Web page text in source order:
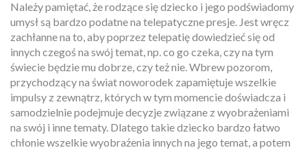
Należy pamiętać, że rodzące się dziecko i jego podświadomy
umysł są bardzo podatne na telepatyczne presje. Jest wręcz
zachłanne na to, aby poprzez telepatię dowiedzieć się od
innych czegoś na swój temat, np. co go czeka, czy na tym
świecie będzie mu dobrze, czy też nie. Wbrew pozorom,
przychodzący na świat noworodek zapamiętuje wszelkie
impulsy z zewnątrz, których w tym momencie doświadcza i
samodzielnie podejmuje decyzje związane z wyobrażeniami
na swój i inne tematy. Dlatego takie dziecko bardzo łatwo
chłonie wszelkie wyobrażenia innych na jego temat, a potem